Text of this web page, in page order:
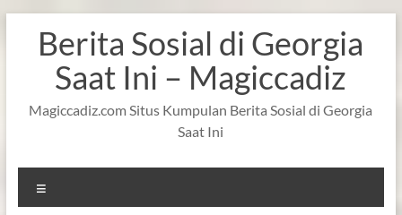
contentBerita Sosial di Georgia
Saat Ini – Magiccadiz
Magiccadiz.com Situs Kumpulan Berita Sosial di Georgia
Saat Ini